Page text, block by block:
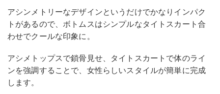
アシンメトリーなデザインというだけでかなりインパク
トがあるので、ボトムスはシンプルなタイトスカート合
わせでクールな印象に。
アシメトップスで鎖骨見せ、タイトスカートで体のライ
ンを強調することで、女性らしいスタイルが簡単に完成
します。